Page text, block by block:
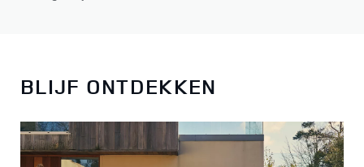
BLIJF ONTDEKKEN